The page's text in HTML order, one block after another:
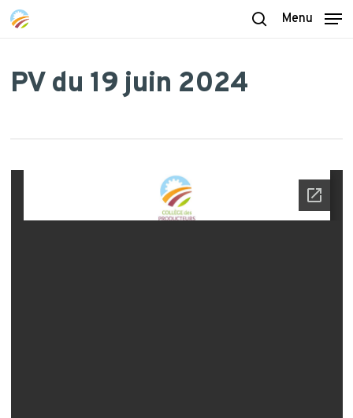
Skip
content
Menu
PV du 19 juin 2024